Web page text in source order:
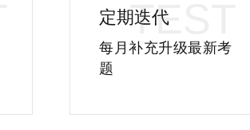
定期迭代
每月补充升级最新考
题